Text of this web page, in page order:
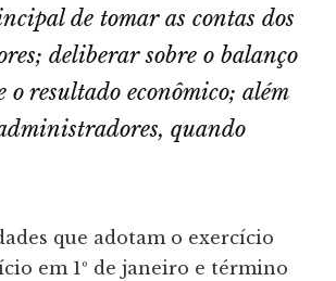
de tomar as contas dos
deliberar sobre o balanço
resultado econômico; além
quando
que adotam o exercício
em 1º de janeiro e término